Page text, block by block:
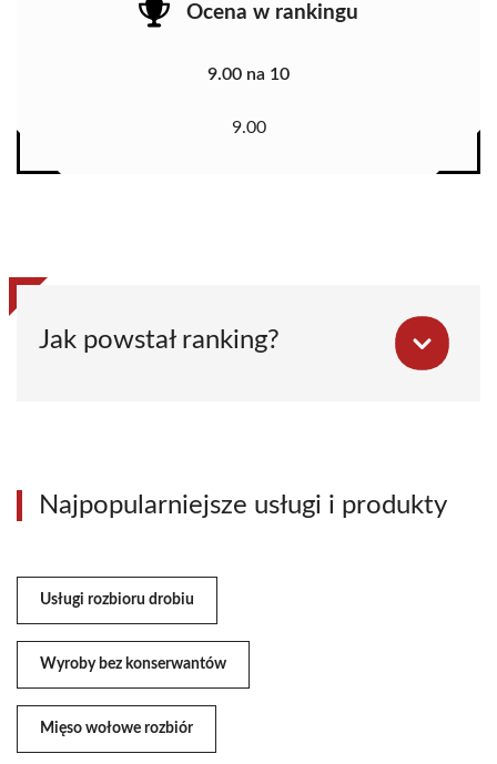
Ocena w rankingu
9.00 na 10
9.00
Jak powstał ranking?
Najpopularniejsze usługi i produkty
Usługi rozbioru drobiu
Wyroby bez konserwantów
Mięso wołowe rozbiór